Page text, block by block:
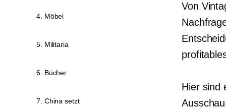
Von
Hier sind
4. Möbel
5. Militaria
6. Bücher
7. China setzt